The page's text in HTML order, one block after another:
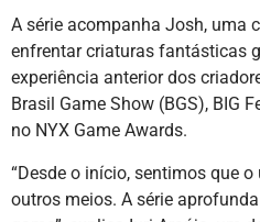
A série acompanha Josh, uma
enfrentar criaturas fantásticas
experiência anterior dos
Brasil Game Show (BGS), BIG
no NYX Game Awards.
“Desde o início, sentimos que
outros meios. A série